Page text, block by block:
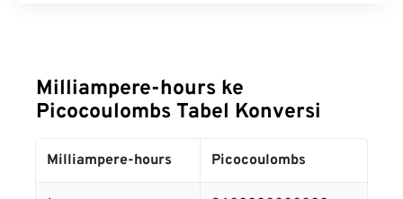
Milliampere-hours ke
Picocoulombs Tabel Konversi
Milliampere-hours Picocoulombs